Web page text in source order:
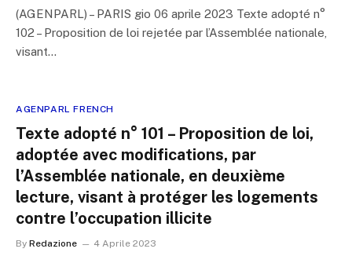
(AGENPARL) – PARIS gio 06 aprile 2023 Texte adopté n°
102 – Proposition de loi rejetée par l’Assemblée nationale,
visant…
AGENPARL FRENCH
Texte adopté n° 101 – Proposition de loi,
adoptée avec modifications, par
l’Assemblée nationale, en deuxième
lecture, visant à protéger les logements
contre l’occupation illicite
By Redazione 4 Aprile 2023